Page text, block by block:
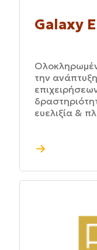
Galaxy
την
ευελιξία &